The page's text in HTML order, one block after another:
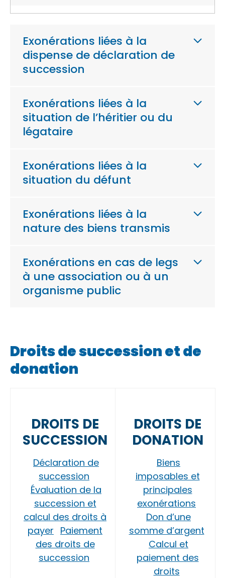
Exonérations liées à la
dispense de déclaration de
succession
Exonérations liées à la
situation de l’héritier ou du
légataire
Exonérations liées à la
situation du défunt
Exonérations liées à la
nature des biens transmis
Exonérations en cas de legs
à une association ou à un
organisme public
Droits de succession et de
donation
DROITS DE
SUCCESSION
Déclaration de
succession
Évaluation de la
succession et
calcul des droits à
payer Paiement
des droits de
succession
DROITS DE
DONATION
Biens
imposables et
principales
exonérations
Don d’une
somme d’argent
Calcul et
paiement des
droits